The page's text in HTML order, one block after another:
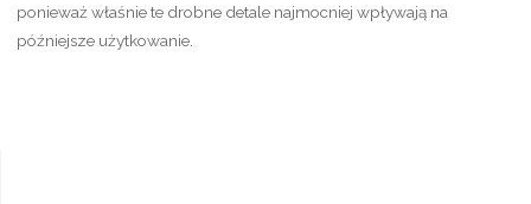
ponieważ właśnie te drobne detale najmocniej wpływają na
późniejsze użytkowanie.